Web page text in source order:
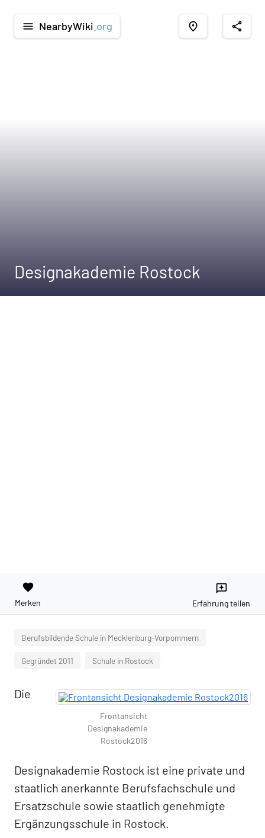
menu NearbyWiki .org place share
Designakademie Rostock
favorite
Merken
reviews
Erfahrung teilen
Berufsbildende Schule in Mecklenburg-Vorpommern
Gegründet 2011 Schule in Rostock
Frontansicht
Designakademie
Rostock2016
Die
Designakademie Rostock ist eine private und
staatlich anerkannte Berufsfachschule und
Ersatzschule sowie staatlich genehmigte
Ergänzungsschule in Rostock.